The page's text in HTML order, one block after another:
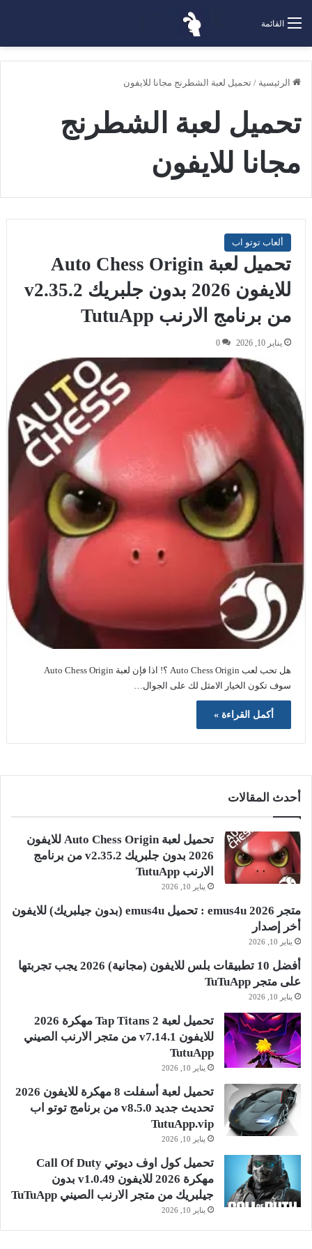
القائمة
الرئيسية / تحميل لعبة الشطرنج مجانا للايفون
تحميل لعبة الشطرنج
مجانا للايفون
ألعاب توتو اب
تحميل لعبة Auto Chess Origin
للايفون 2026 بدون جلبريك v2.35.2
من برنامج الارنب TutuApp
يناير 10, 2026 0
هل تحب لعب Auto Chess Origin ؟! اذا فإن لعبة Auto Chess Origin
سوف تكون الخيار الامثل لك على الجوال…
أكمل القراءة »
أحدث المقالات
تحميل لعبة Auto Chess Origin للايفون
2026 بدون جلبريك v2.35.2 من برنامج
الارنب TutuApp
يناير 10, 2026
متجر emus4u 2026 : تحميل emus4u (بدون جيلبريك) للايفون
أخر إصدار
يناير 10, 2026
أفضل 10 تطبيقات بلس للايفون (مجانية) 2026 يجب تجربتها
على متجر TuTuApp
يناير 10, 2026
تحميل لعبة Tap Titans 2 مهكرة 2026
للايفون v7.14.1 من متجر الارنب الصيني
TutuApp
يناير 10, 2026
تحميل لعبة أسفلت 8 مهكرة للايفون 2026
تحديث جديد v8.5.0 من برنامج توتو اب
TutuApp.vip
يناير 10, 2026
تحميل كول اوف ديوتي Call Of Duty
مهكرة 2026 للايفون v1.0.49 بدون
جيلبريك من متجر الارنب الصيني TuTuApp
يناير 10, 2026